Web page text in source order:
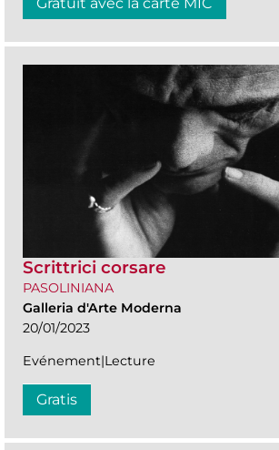
Scrittrici corsare
PASOLINIANA
Galleria d'Arte Moderna
20/01/2023
Evénement|Lecture
Gratis